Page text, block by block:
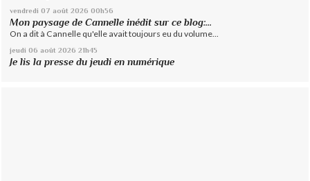
vendredi 07 août 2026 00h56
Mon paysage de Cannelle inédit sur ce blog:...
On a dit à Cannelle qu'elle avait toujours eu du volume...
jeudi 06 août 2026 21h45
Je lis la presse du jeudi en numérique